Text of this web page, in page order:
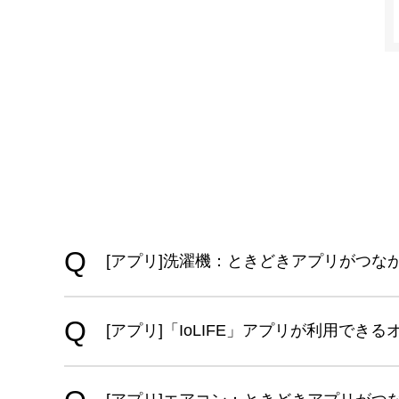
[アプリ]洗濯機：ときどきアプリがつな
[アプリ]「IoLIFE」アプリが利用できる